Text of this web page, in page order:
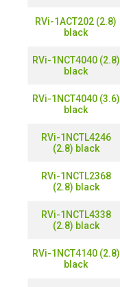
RVi-1ACT202 (2.8)
black
RVi-1NCT4040 (2.8)
black
RVi-1NCT4040 (3.6)
black
RVi-1NCTL4246
(2.8) black
RVi-1NCTL2368
(2.8) black
RVi-1NCTL4338
(2.8) black
RVi-1NCT4140 (2.8)
black